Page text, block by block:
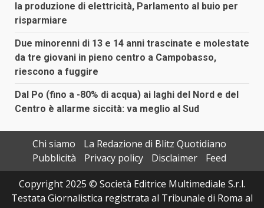
la produzione di elettricità, Parlamento al buio per
risparmiare
Due minorenni di 13 e 14 anni trascinate e molestate
da tre giovani in pieno centro a Campobasso,
riescono a fuggire
Dal Po (fino a -80% di acqua) ai laghi del Nord e del
Centro è allarme siccità: va meglio al Sud
Chi siamo
La Redazione di Blitz Quotidiano
Pubblicità
Privacy policy Disclaimer
Feed
Copyright 2025 © Società Editrice Multimediale S.r.l.
Testata Giornalistica registrata al Tribunale di Roma al